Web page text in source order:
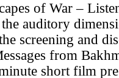
of War –
auditory
screening and
from
short film